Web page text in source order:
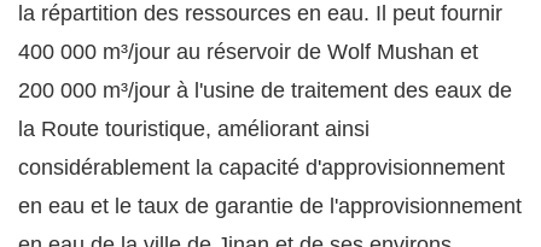
la répartition des ressources en eau. Il peut fournir
400 000 m³/jour au réservoir de Wolf Mushan et
200 000 m³/jour à l'usine de traitement des eaux de
la Route touristique, améliorant ainsi
considérablement la capacité d'approvisionnement
en eau et le taux de garantie de l'approvisionnement